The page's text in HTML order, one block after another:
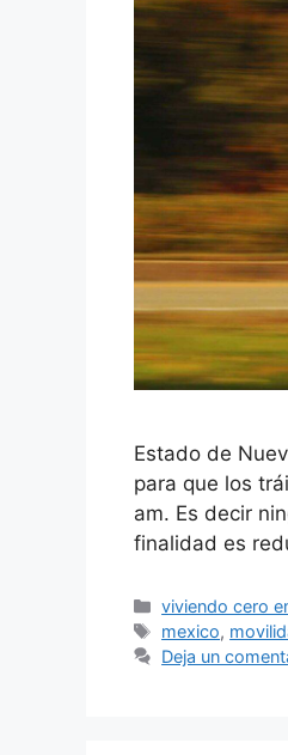
Estado de
para que los
am. Es decir
finalidad es
Categorías
viviendo cero
Etiquetas
mexico,
Deja un